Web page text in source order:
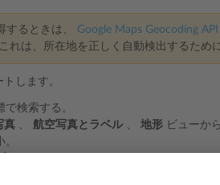
するときは、 Google Maps Geocoding API
れは、所在地を正しく自動検出するため
します。
検索する。
真 、 航空写真とラベル 、 地形 ビューか
加する。